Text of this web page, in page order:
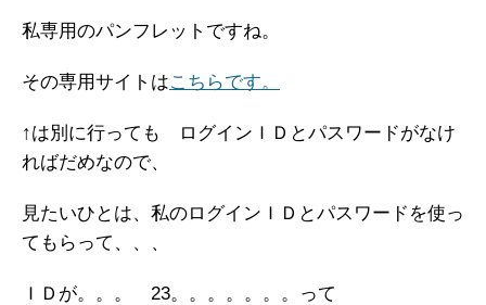
私専用のパンフレットですね。
その専用サイトはこちらです。
↑は別に行っても ログインＩＤとパスワードがなけ
ればだめなので、
見たいひとは、私のログインＩＤとパスワードを使っ
てもらって、、、
ＩＤが。。。 23。。。。。。。って